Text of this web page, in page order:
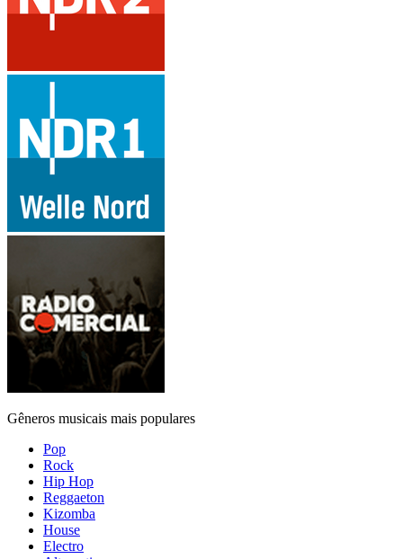
Gêneros musicais mais populares
Pop
Rock
Hip Hop
Reggaeton
Kizomba
House
Electro